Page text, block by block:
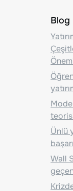
Blog
Ünlü
Wall